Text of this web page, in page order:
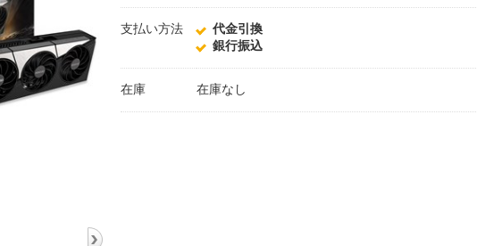
支払い方法
代金引換
銀行振込
在庫 在庫なし